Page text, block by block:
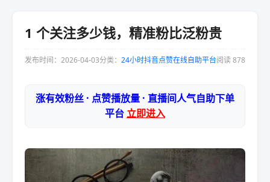
1 个关注多少钱，精准粉比泛粉贵
发布时间：2026-04-03分类： 24小时抖音点赞在线自助平台阅读 878
涨有效粉丝 · 点赞播放量 · 直播间人气自助下单
平台立即进入